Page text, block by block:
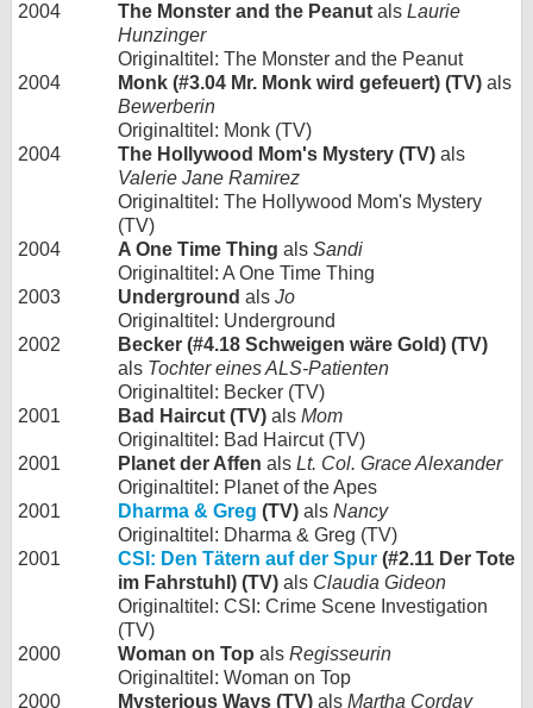
2004
The Monster and the Peanut als Laurie
Hunzinger
Originaltitel: The Monster and the Peanut
2004
Monk (#3.04 Mr. Monk wird gefeuert) (TV) als
Bewerberin
Originaltitel: Monk (TV)
2004
The Hollywood Mom's Mystery (TV) als
Valerie Jane Ramirez
Originaltitel: The Hollywood Mom's Mystery
(TV)
2004
A One Time Thing als Sandi
Originaltitel: A One Time Thing
2003
Underground als Jo
Originaltitel: Underground
2002
Becker (#4.18 Schweigen wäre Gold) (TV)
als Tochter eines ALS-Patienten
Originaltitel: Becker (TV)
2001
Bad Haircut (TV) als Mom
Originaltitel: Bad Haircut (TV)
2001
Planet der Affen als Lt. Col. Grace Alexander
Originaltitel: Planet of the Apes
2001
Dharma & Greg (TV) als Nancy
Originaltitel: Dharma & Greg (TV)
2001
CSI: Den Tätern auf der Spur (#2.11 Der Tote
im Fahrstuhl) (TV) als Claudia Gideon
Originaltitel: CSI: Crime Scene Investigation
(TV)
2000
Woman on Top als Regisseurin
Originaltitel: Woman on Top
2000
Mysterious Ways (TV) als Martha Corday